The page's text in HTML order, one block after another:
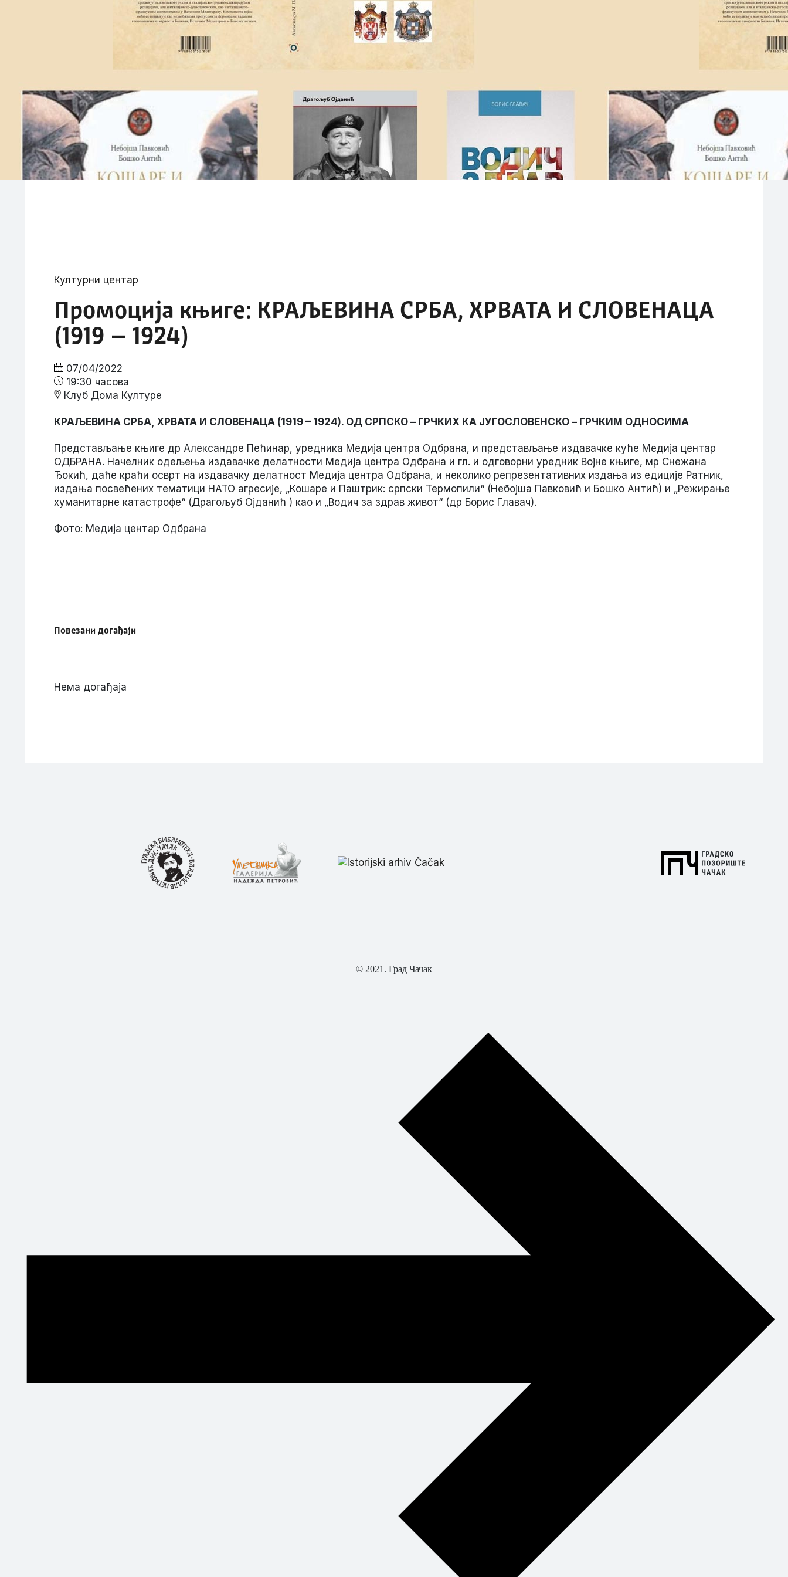
Културни центар
Промоција књиге: КРАЉЕВИНА СРБА, ХРВАТА И СЛОВЕНАЦА
(1919 – 1924)
07/04/2022
19:30 часова
Клуб Дома Културе
КРАЉЕВИНА СРБА, ХРВАТА И СЛОВЕНАЦА (1919 – 1924). ОД СРПСКО – ГРЧКИХ КА ЈУГОСЛОВЕНСКО – ГРЧКИМ ОДНОСИМА
Представљање књиге др Александре Пећинар, уредника Медија центра Одбрана, и представљање издавачке куће Медија центар
ОДБРАНА. Начелник одељења издавачке делатности Медија центра Одбрана и гл. и одговорни уредник Војне књиге, мр Снежана
Ђокић, даће краћи осврт на издавачку делатност Медија центра Одбрана, и неколико репрезентативних издања из едиције Ратник,
издања посвећених тематици НАТО агресије, „Кошаре и Паштрик: српски Термопили“ (Небојша Павковић и Бошко Антић) и „Режирање
хуманитарне катастрофе“ (Драгољуб Ојданић ) као и „Водич за здрав живот“ (др Борис Главач).
Фото: Медија центар Одбрана
Повезани догађаји
Нема догађаја
© 2021. Град Чачак